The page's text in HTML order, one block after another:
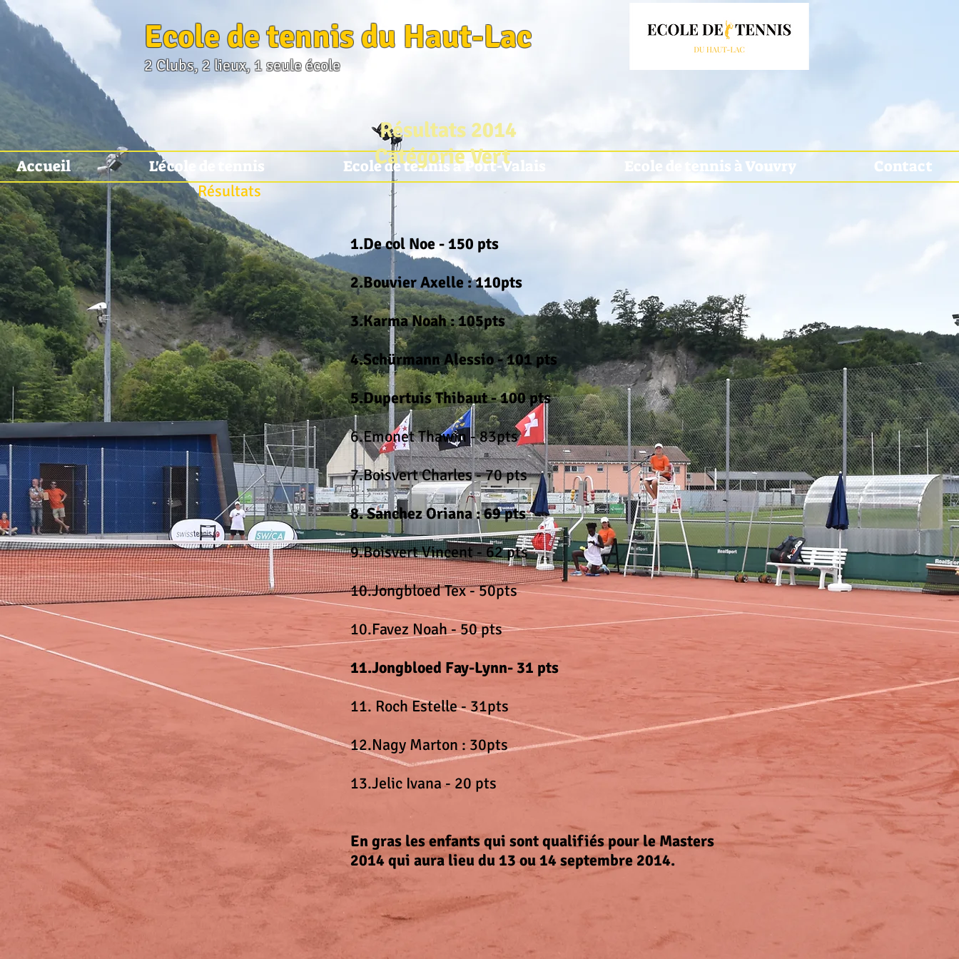
Ecole de tennis du Haut-Lac
2 Clubs, 2 lieux, 1 seule école
Accueil L'école de tennis Ecole de tennis à Port-Valais Ecole de tennis à Vouvry Contact
Résultats 2014
Catégorie Vert
Résultats
1.De col Noe - 150 pts
2.Bouvier Axelle : 110pts
3.Karma Noah : 105pts
4.Schürmann Alessio - 101 pts
5.Dupertuis Thibaut - 100 pts
6.Emonet Thawin - 83pts
7.Boisvert Charles - 70 pts
8. Sanchez Oriana : 69 pts
9.Boisvert Vincent - 62 pts
10.Jongbloed Tex - 50pts
10.Favez Noah - 50 pts
11.Jongbloed Fay-Lynn- 31 pts
11. Roch Estelle - 31pts
12.Nagy Marton : 30pts
13.Jelic Ivana - 20 pts
En gras les enfants qui sont qualifiés pour le Masters
2014 qui aura lieu du 13 ou 14 septembre 2014.